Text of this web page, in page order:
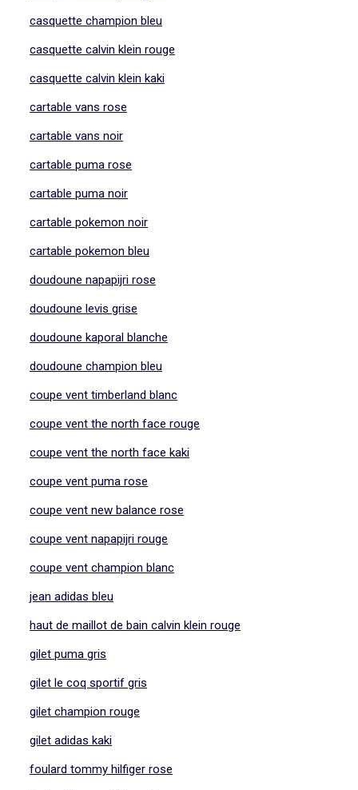
casquette champion bleu
casquette calvin klein rouge
casquette calvin klein kaki
cartable vans rose
cartable vans noir
cartable puma rose
cartable puma noir
cartable pokemon noir
cartable pokemon bleu
doudoune napapijri rose
doudoune levis grise
doudoune kaporal blanche
doudoune champion bleu
coupe vent timberland blanc
coupe vent the north face rouge
coupe vent the north face kaki
coupe vent puma rose
coupe vent new balance rose
coupe vent napapijri rouge
coupe vent champion blanc
jean adidas bleu
haut de maillot de bain calvin klein rouge
gilet puma gris
gilet le coq sportif gris
gilet champion rouge
gilet adidas kaki
foulard tommy hilfiger rose